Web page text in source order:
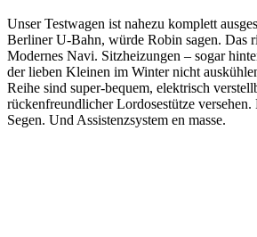
Unser Testwagen ist nahezu komplett
Berliner U-Bahn, würde Robin sagen. Das
Modernes Navi. Sitzheizungen – sogar
der lieben Kleinen im Winter nicht
Reihe sind super-bequem, elektrisch
rückenfreundlicher Lordosestütze
Segen. Und Assistenzsystem en masse.